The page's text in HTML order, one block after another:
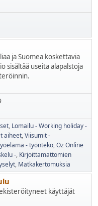
ja Suomea koskettavia
sisältää useita alapalstoja
Lomailu - Working holiday -
aiheet Viisumit -
- työnteko Oz Online
- Kirjoittamattomien
Matkakertomuksia
käyttäjät